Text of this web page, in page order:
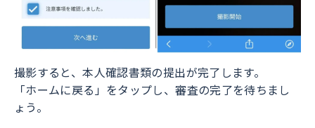
撮影すると、本人確認書類の提出が完了します。
「ホームに戻る」をタップし、審査の完了を待ちまし
ょう。